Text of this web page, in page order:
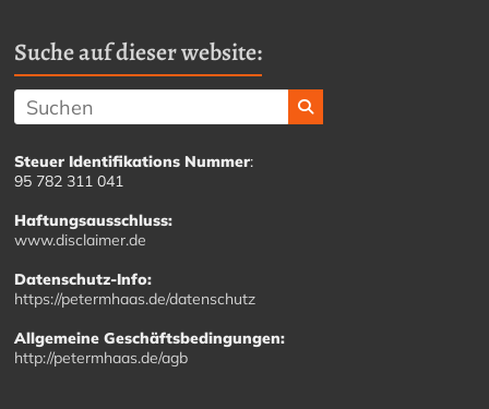
Suche auf dieser website:
Steuer Identifikations Nummer:
95 782 311 041
Haftungsausschluss:
www.disclaimer.de
Datenschutz-Info:
https://petermhaas.de/datenschutz
Allgemeine Geschäftsbedingungen:
http://petermhaas.de/agb